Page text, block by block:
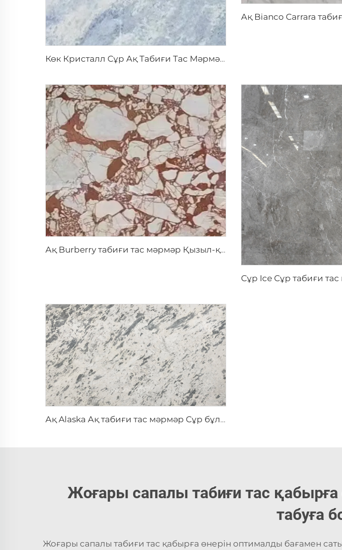
Көк Кристалл Сұр Ақ Табиғи Тас Мәрмәр, Көк Сұр Құрылыммен және Жарқындатылған Дәндермен
Ақ Burberry табиғи тас мәрмәр Қызыл-қоңыр жолақ үлгі
Ақ Alaska Ақ табиғи тас мәрмәр Сұр бұлдырлы бөлшектенген мәнері
Жоғары сапалы табиғи тас
табуға
Жоғары сапалы табиғи тас қабырға өнерін оптималды бағамен